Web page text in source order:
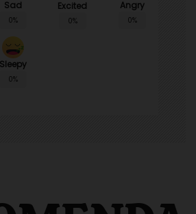
Sad
0%
Excited
0%
Angry
0%
Sleepy
0%